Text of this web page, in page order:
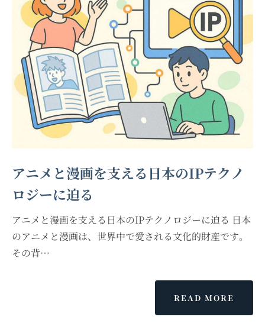
アニメと漫画を支える日本のIPテクノ
ロジーに迫る
アニメと漫画を支える日本のIPテクノロジーに迫る 日本
のアニメと漫画は、世界中で愛される文化的財産です。
その背…
READ MORE